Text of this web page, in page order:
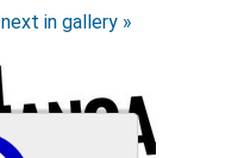
next in gallery »